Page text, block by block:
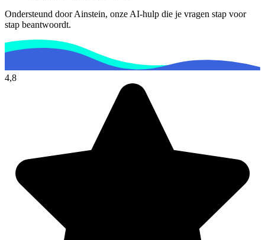
Ondersteund door Ainstein, onze AI-hulp die je vragen stap voor
stap beantwoordt.
4,8